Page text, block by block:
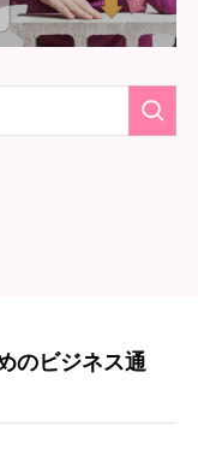
のビジネス通